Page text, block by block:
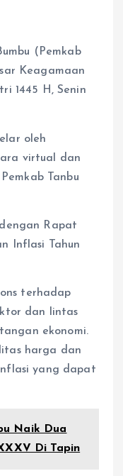
(Pemkab
Keagamaan
1445 H, Senin
oleh
virtual dan
Tanbu
Rapat
Inflasi Tahun
terhadap
dan lintas
ekonomi.
harga dan
yang dapat
Naik Dua
Di Tapin